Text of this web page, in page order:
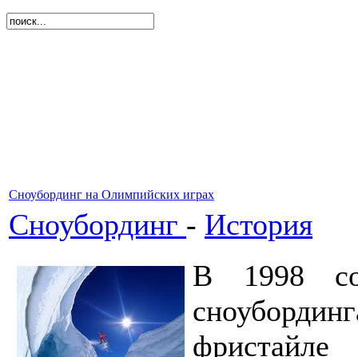
Сноубординг на Олимпийских играх
Сноубординг - История
В 1998